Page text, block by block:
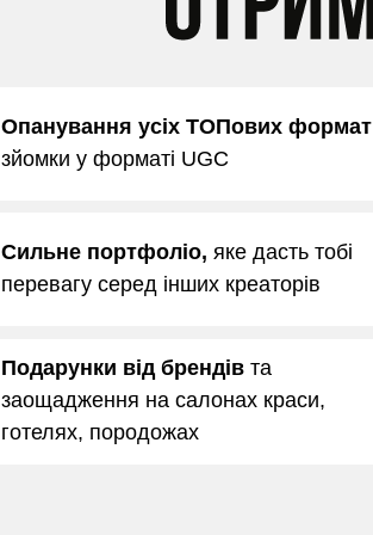
Опанування усіх ТОПових
зйомки у форматі UGC
Подарунки від брендів та
заощадження на салонах краси,
готелях, породожах
Сильне портфоліо, яке дасть тобі
перевагу серед інших креаторів